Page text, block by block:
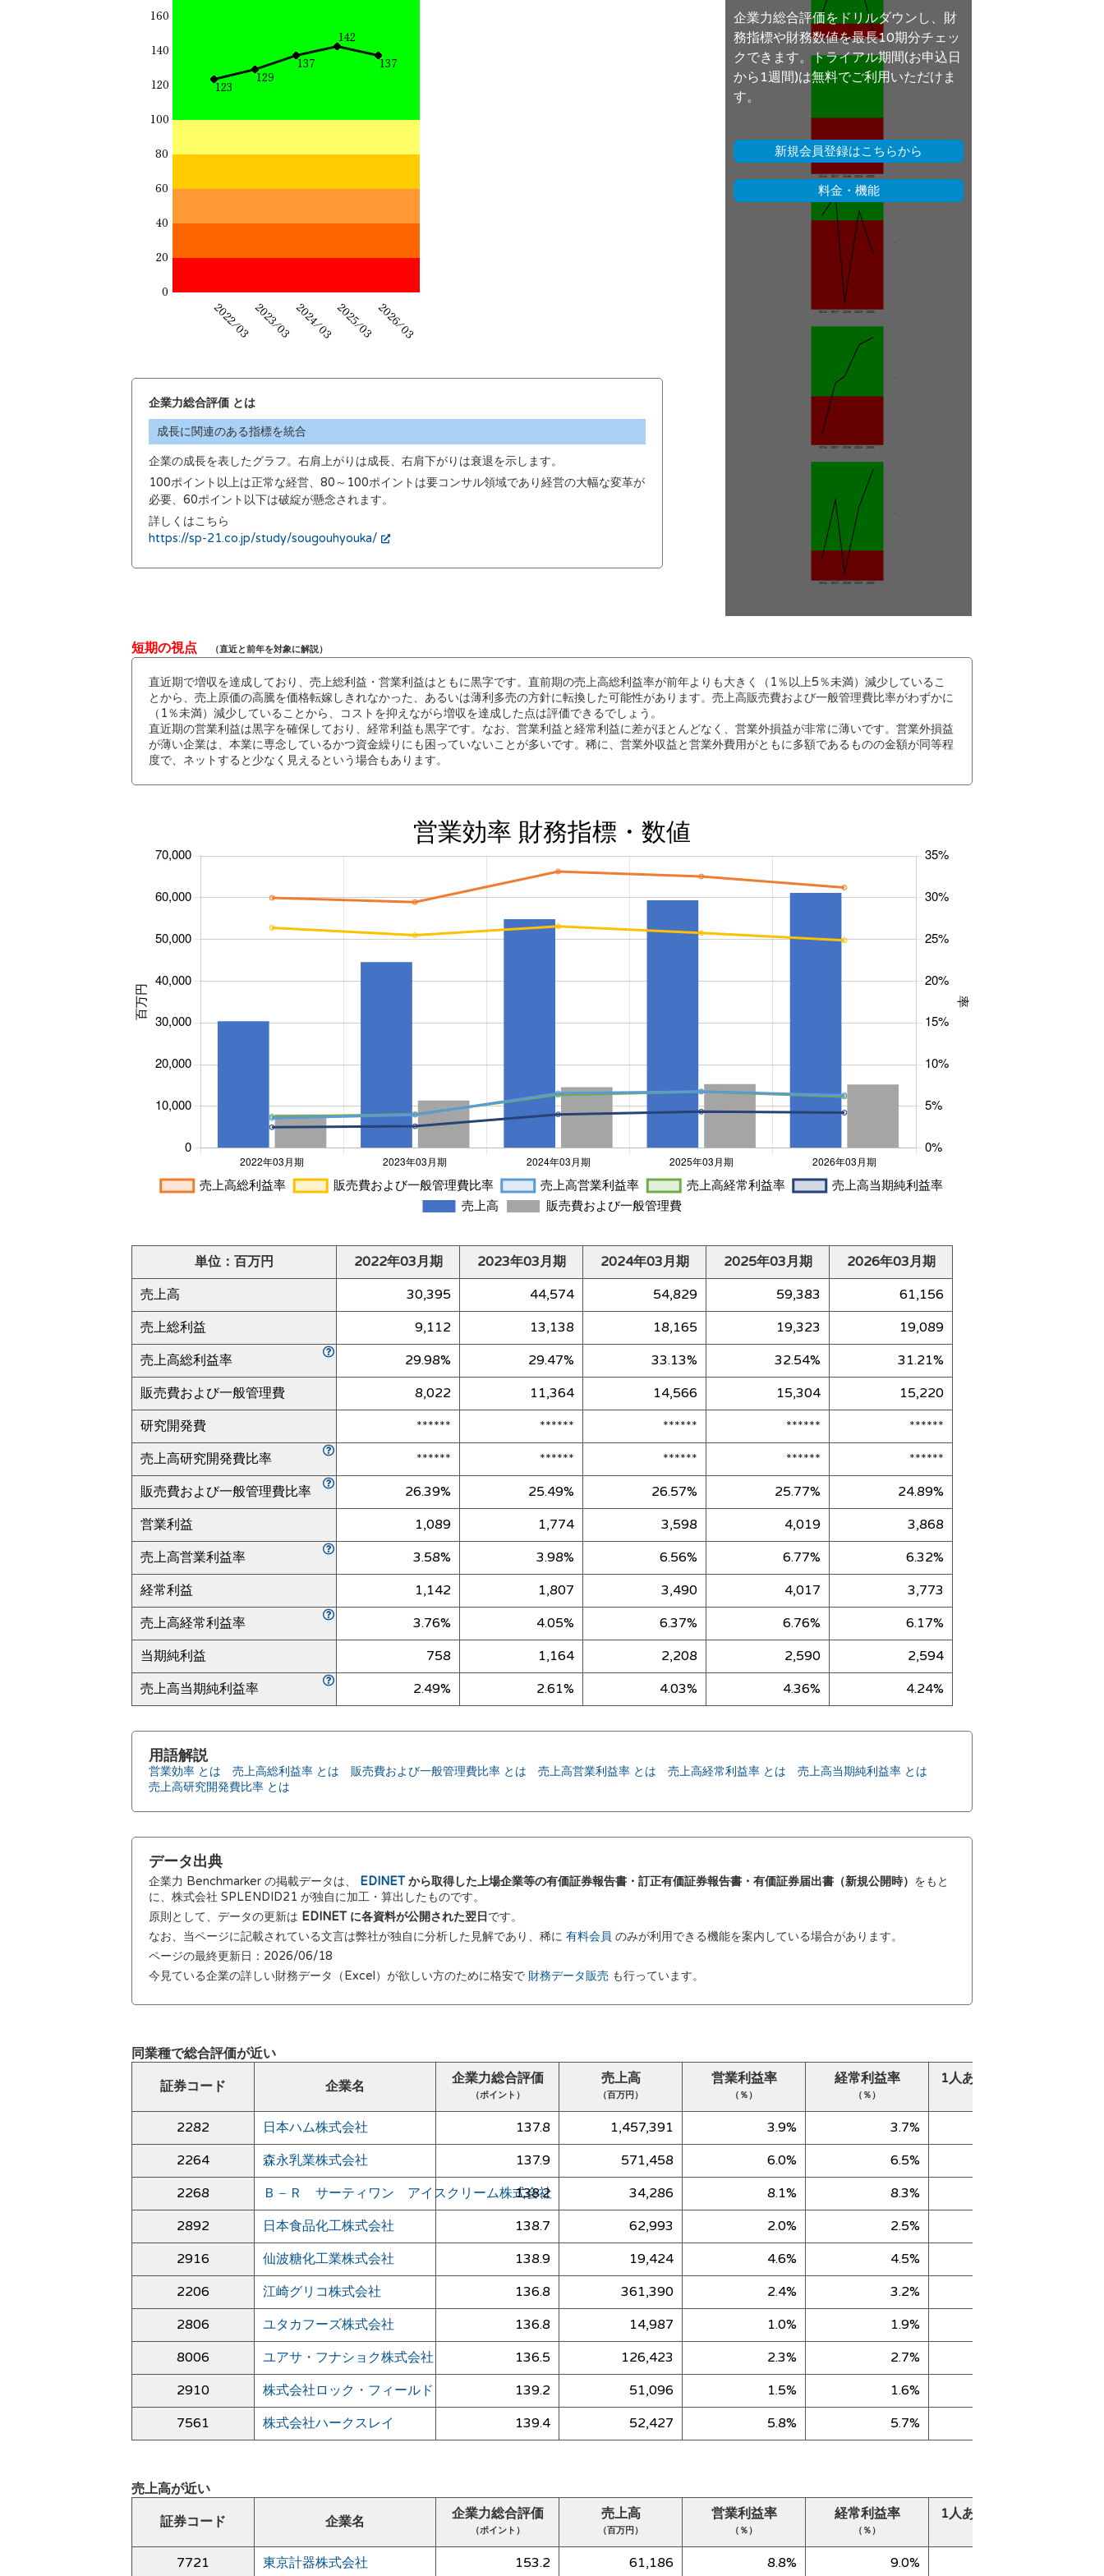
企業力総合評価 とは
成長に関連のある指標を統合
企業の成長を表したグラフ。右肩上がりは成長、右肩下がりは衰退を示します。
100ポイント以上は正常な経営、80～100ポイントは要コンサル領域であり経営の大幅な変革が
必要、60ポイント以下は破綻が懸念されます。
詳しくはこちら
https://sp-21.co.jp/study/sougouhyouka/
企業力総合評価をドリルダウンし、財
務指標や財務数値を最長10期分チェッ
クできます。トライアル期間(お申込日
から1週間)は無料でご利用いただけま
す。
新規会員登録はこちらから
料金・機能
短期の視点 （直近と前年を対象に解説）
直近期で増収を達成しており、売上総利益・営業利益はともに黒字です。直前期の売上高総利益率が前年よりも大きく（1％以上5％未満）減少しているこ
とから、売上原価の高騰を価格転嫁しきれなかった、あるいは薄利多売の方針に転換した可能性があります。売上高販売費および一般管理費比率がわずかに
（1％未満）減少していることから、コストを抑えながら増収を達成した点は評価できるでしょう。
直近期の営業利益は黒字を確保しており、経常利益も黒字です。なお、営業利益と経常利益に差がほとんどなく、営業外損益が非常に薄いです。営業外損益
が薄い企業は、本業に専念しているかつ資金繰りにも困っていないことが多いです。稀に、営業外収益と営業外費用がともに多額であるものの金額が同等程
度で、ネットすると少なく見えるという場合もあります。
単位：百万円 2022年03月期 2023年03月期 2024年03月期 2025年03月期
2026年03月期
売上高
30,395 44,574 54,829 59,383
61,156
売上総利益
9,112 13,138 18,165 19,323
19,089
売上高総利益率
29.98% 29.47% 33.13% 32.54%
31.21%
販売費および一般管理費
8,022 11,364 14,566 15,304
15,220
研究開発費
****** ****** ****** ******
******
売上高研究開発費比率
****** ****** ****** ******
******
販売費および一般管理費比率
26.39% 25.49% 26.57% 25.77%
24.89%
営業利益
1,089 1,774 3,598 4,019
3,868
売上高営業利益率
3.58% 3.98% 6.56% 6.77%
6.32%
経常利益
1,142 1,807 3,490 4,017
3,773
売上高経常利益率
3.76% 4.05% 6.37% 6.76%
6.17%
当期純利益
758 1,164 2,208 2,590
2,594
売上高当期純利益率
2.49% 2.61% 4.03% 4.36% 4.24%
用語解説
営業効率 とは 売上高総利益率 とは 販売費および一般管理費比率 とは 売上高営業利益率 とは 売上高経常利益率 とは
売上高当期純利益率 とは
売上高研究開発費比率 とは
データ出典
企業力 Benchmarker の掲載データは、 EDINETから取得した上場企業等の有価証券報告書・訂正有価証券報告書・有価証券届出書（新規公開時） をもと
に、株式会社 SPLENDID21 が独自に加工・算出したものです。
原則として、データの更新は EDINET に各資料が公開された翌日 です。
なお、当ページに記載されている文言は弊社が独自に分析した見解であり、稀に 有料会員 のみが利用できる機能を案内している場合があります。
ページの最終更新日：2026/06/18
今見ている企業の詳しい財務データ（Excel）が欲しい方のために格安で 財務データ販売 も行っています。
同業種で総合評価が近い
証券コード
企業名 企業力総合評価
（ポイント）
売上高
（百万円）
営業利益率
（％）
経常利益率
（％）
1人あたり売上高
2282 日本ハム株式会社 137.8 1,457,391 3.9% 3.7%
2264
森永乳業株式会社 137.9 571,458 6.0% 6.5%
2268
Ｂ－Ｒ サーティワン アイスクリーム株式会社
138.2 34,286 8.1% 8.3%
2892
日本食品化工株式会社 138.7 62,993 2.0% 2.5%
2916
仙波糖化工業株式会社 138.9 19,424 4.6% 4.5%
2206
江崎グリコ株式会社 136.8 361,390 2.4% 3.2%
2806
ユタカフーズ株式会社 136.8 14,987 1.0% 1.9%
8006
ユアサ・フナショク株式会社 136.5 126,423 2.3% 2.7%
2910
株式会社ロック・フィールド 139.2 51,096 1.5% 1.6%
7561
株式会社ハークスレイ 139.4 52,427 5.8% 5.7%
売上高が近い
証券コード
企業名 企業力総合評価
（ポイント）
売上高
（百万円）
営業利益率
（％）
経常利益率
（％）
1人あたり売上高
7721 東京計器株式会社 153.2 61,186 8.8% 9.0%